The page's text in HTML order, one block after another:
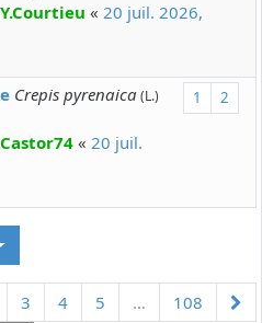
Y.Courtieu « 20 juil. 2026,
1 2
Crepis pyrenaica(L.)
Castor74 « 20 juil.
3 4 5 … 108